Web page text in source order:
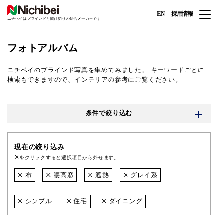
ニチベイはブラインドと間仕切りの総合メーカーです
EN 採用情報
フォトアルバム
ニチベイのブラインド写真を集めてみました。
キーワードごとに
検索もできますので、インテリアの参考にご覧ください。
条件で絞り込む
現在の絞り込み
をクリックすると選択項目から外せます。
布 腰高窓 遮熱 グレイ系
シンプル 住宅 ダイニング